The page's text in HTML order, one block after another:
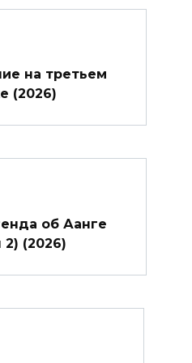
на третьем
(2026)
об Аанге
2) (2026)